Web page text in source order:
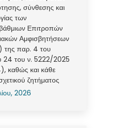
σύνθεσης και
των
Επιτροπών
Αμφισβητήσεων
παρ. 4 του
24 του ν. 5222/2025
καθώς και κάθε
ζητήματος
2026